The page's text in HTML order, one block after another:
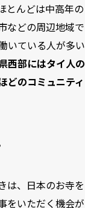
とんどは中高年の
などの周辺地域で
いている人が多い
西部にはタイ人の
どのコミュニティ
は、日本のお寺を
をいただく機会が